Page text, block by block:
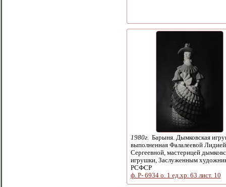
1980г. Барыня. Дымковская
выполненная Фалалеевой Лидией
Сергеевной, мастерицей
игрушки, Заслуженным
РСФСР
ф. Р- 6934 о. 1 ед.хр. 63 лист. 10